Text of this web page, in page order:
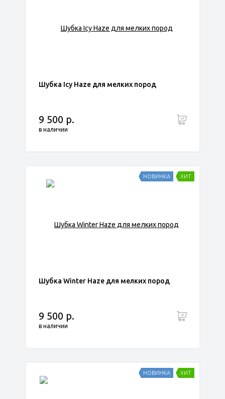
Шубка Icy Haze для мелких пород
9 500 р.
в наличии
Шубка Winter Haze для мелких пород
9 500 р.
в наличии
НОВИНКА ХИТ
НОВИНКА ХИТ